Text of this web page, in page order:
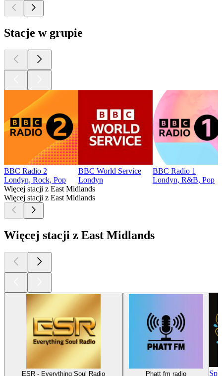
Stacje w grupie
BBC Radio 2
Londyn, Rock, Pop
BBC World Service
Londyn
BBC Radio 1
Londyn, R&B, Pop
Więcej stacji z East Midlands
Więcej stacji z East Midlands
Więcej stacji z East Midlands
ESR - Everything Soul Radio Phatt fm radio